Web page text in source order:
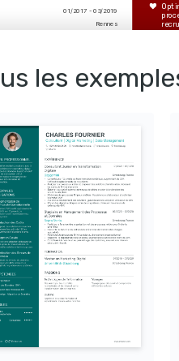
01/2017 - 03/2019
Rennes
pour les managers, améliorant la
Paris
01/2015 - 01/2018
Rennes
Gestion
Système
Sport
Pratique régulière du tennis et du
running pour maintenir un équilibre
Langue
les